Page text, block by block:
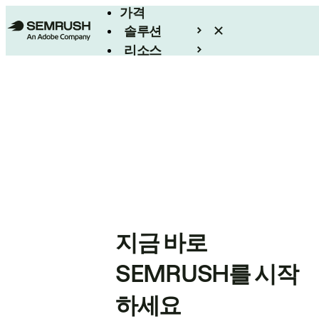
가격
솔루션
리소스
지금 바로
SEMRUSH를 시작
하세요